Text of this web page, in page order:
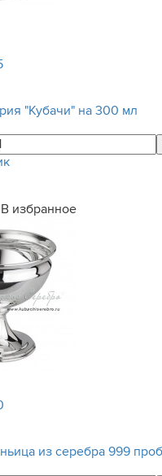
"Кубачи" на 300 мл
В избранное
из серебра 999